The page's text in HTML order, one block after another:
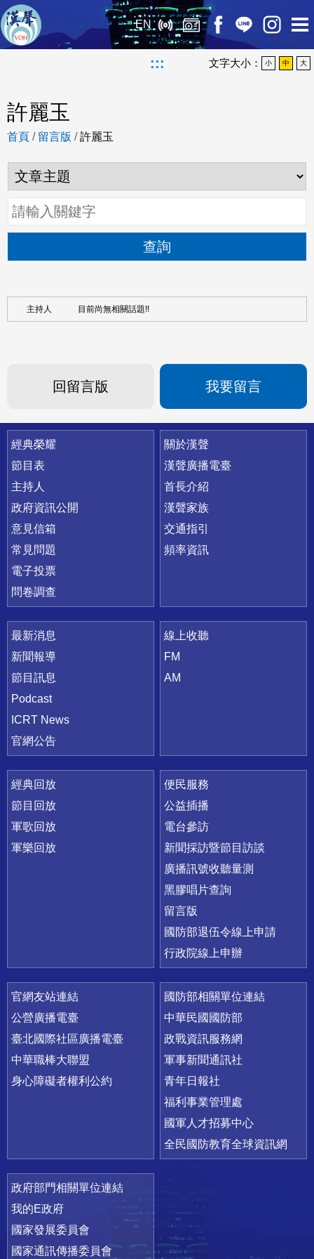
EN
::: 文字大小： 小 中 大
許麗玉
首頁 / 留言版 /許麗玉
查詢
目前尚無相關話題!!
回留言版 我要留言
快速連結
經典榮耀
節目表
主持人
政府資訊公開
意見信箱
常見問題
電子投票
問卷調查
關於漢聲
漢聲廣播電臺
首長介紹
漢聲家族
交通指引
頻率資訊
最新消息
新聞報導
節目訊息
Podcast
ICRT News
官網公告
線上收聽
FM
AM
經典回放
節目回放
軍歌回放
軍樂回放
便民服務
公益插播
電台參訪
新聞採訪暨節目訪談
廣播訊號收聽量測
黑膠唱片查詢
留言版
國防部退伍令線上申請
行政院線上申辦
官網友站連結
公營廣播電臺
臺北國際社區廣播電臺
中華職棒大聯盟
身心障礙者權利公約
國防部相關單位連結
中華民國國防部
政戰資訊服務網
軍事新聞通訊社
青年日報社
福利事業管理處
國軍人才招募中心
全民國防教育全球資訊網
政府部門相關單位連結
我的E政府
國家發展委員會
國家通訊傳播委員會